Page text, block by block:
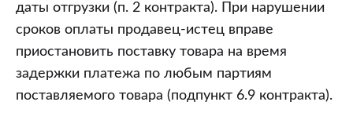
даты отгрузки (п. 2 контракта). При нарушении
сроков оплаты продавец-истец вправе
приостановить поставку товара на время
задержки платежа по любым партиям
поставляемого товара (подпункт 6.9 контракта).